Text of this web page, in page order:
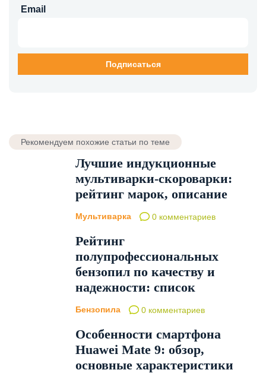
Email
Рекомендуем похожие статьи по теме
Лучшие индукционные
мультиварки-скороварки:
рейтинг марок, описание
Мультиварка 0 комментариев
Рейтинг
полупрофессиональных
бензопил по качеству и
надежности: список
Бензопила 0 комментариев
Особенности смартфона
Huawei Mate 9: обзор,
основные характеристики